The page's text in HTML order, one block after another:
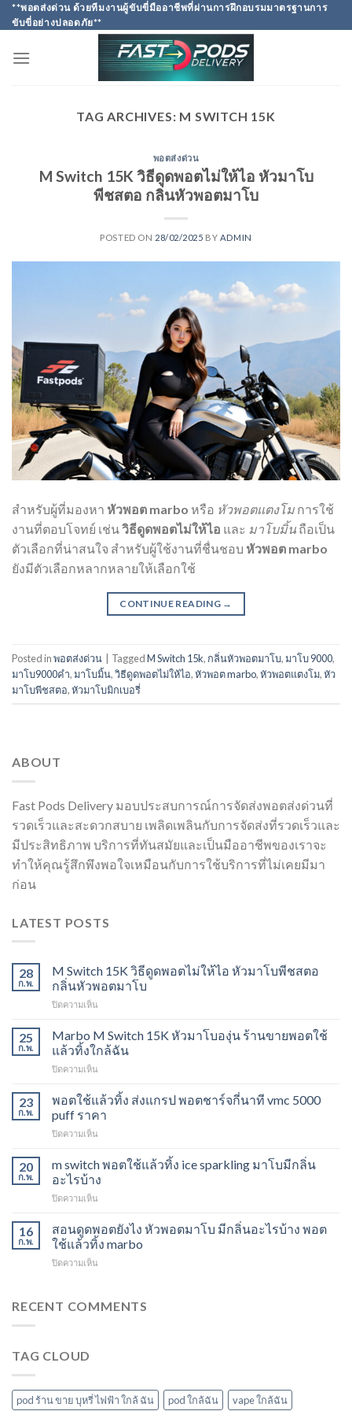
Skip
to
**พอตส่งด่วน ด้วยทีมงานผู้ขับขี่มืออาชีพที่ผ่านการฝึกอบรมมาตรฐานการ
ขับขี่อย่างปลอดภัย**
TAG ARCHIVES: M SWITCH 15K
พอตส่งด่วน
M Switch 15K วิธีดูดพอตไม่ให้ไอ หัวมาโบ
พีชสตอ กลิ่นหัวพอตมาโบ
POSTED ON 28/02/2025 BY ADMIN
สำหรับผู้ที่มองหา หัวพอต marbo หรือ หัวพอตแตงโม การใช้
งานที่ตอบโจทย์ เช่นวิธีดูดพอตไม่ให้ไอ และ มาโบมิ้น ถือเป็น
ตัวเลือกที่น่าสนใจ สำหรับผู้ใช้งานที่ชื่นชอบ หัวพอต marbo
ยังมีตัวเลือกหลากหลายให้เลือกใช้
CONTINUE READING →
Posted inพอตส่งด่วน TaggedM Switch 15k, กลิ่นหัวพอตมาโบ,มาโบ 9000,
มาโบ9000คํา,มาโบมิ้น,วิธีดูดพอตไม่ให้ไอ,หัวพอต marbo,หัวพอตแตงโม,หัว
มาโบพีชสตอ,หัวมาโบมิกเบอรี่
ABOUT
Fast Pods Delivery มอบประสบการณ์การจัดส่งพอตส่งด่วนที่
รวดเร็วและสะดวกสบาย เพลิดเพลินกับการจัดส่งที่รวดเร็วและ
มีประสิทธิภาพ บริการที่ทันสมัยและเป็นมืออาชีพของเราจะ
ทำให้คุณรู้สึกพึงพอใจเหมือนกับการใช้บริการที่ไม่เคยมีมา
ก่อน
LATEST POSTS
28
ก.พ.
M Switch 15K วิธีดูดพอตไม่ให้ไอ หัวมาโบพีชสตอ
กลิ่นหัวพอตมาโบ
ปิดความเห็น
Switch
15K
วิธี
ดูด
ไม่
ให้
หัว
โบ
พีช
พอ
ตมา
25
ก.พ.
Marbo M Switch 15K หัวมาโบองุ่น ร้านขายพอตใช้
แล้วทิ้งใกล้ฉัน
ปิดความเห็น
M
15K
หัว
โบ
องุ่น
ขาย
ใช้
แล้ว
23
ก.พ.
พอตใช้แล้วทิ้ง ส่งแกรป พอตชาร์จกี่นาที vmc 5000
puff ราคา
ปิดความเห็น
ทิ้ง
ส่ง
พอต
ชาร์จ
นาที
puff
20
ก.พ.
m switch พอตใช้แล้วทิ้ง ice sparkling มาโบมีกลิ่น
อะไรบ้าง
ปิดความเห็น
switch
พอต
ใช้
แล้ว
sparkling
16
ก.พ.
สอนดูดพอตยังไง หัวพอตมาโบ มีกลิ่นอะไรบ้าง พอต
ใช้แล้วทิ้ง marbo
ปิดความเห็น
พอ
โบ
RECENT COMMENTS
TAG CLOUD
pod ร้าน ขาย บุหรี่ ไฟฟ้า ใกล้ ฉัน pod ใกล้ฉัน vape ใกล้ฉัน